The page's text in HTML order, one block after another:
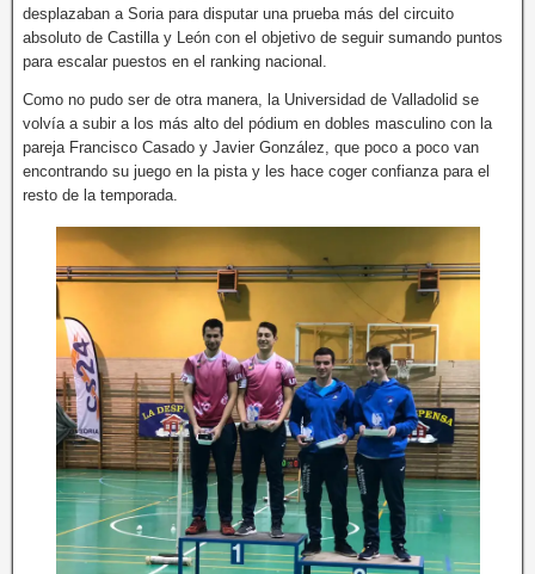
desplazaban a Soria para disputar una prueba más del circuito
absoluto de Castilla y León con el objetivo de seguir sumando puntos
para escalar puestos en el ranking nacional.
Como no pudo ser de otra manera, la Universidad de Valladolid se
volvía a subir a los más alto del pódium en dobles masculino con la
pareja Francisco Casado y Javier González, que poco a poco van
encontrando su juego en la pista y les hace coger confianza para el
resto de la temporada.